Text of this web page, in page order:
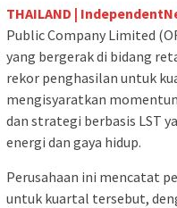
THAILAND |
Public Company Limited
yang bergerak di bidang
rekor penghasilan untuk
mengisyaratkan
dan strategi berbasis LST
energi dan gaya hidup.
Perusahaan ini mencatat
untuk kuartal tersebut,